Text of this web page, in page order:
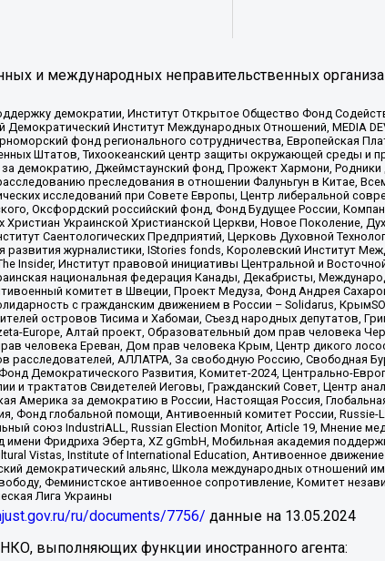
и международных неправительственных
демократии, Институт Открытое Общество Фонд
Институт Международных Отношений, MEDIA
фонд регионального сотрудничества, Европейская
Штатов, Тихоокеанский центр защиты окружающей среды и
демократию, Джеймстаунский фонд, Прожект Хармони,
преследования в отношении Фалуньгун в Китае,
исследований при Совете Европы, Центр либеральной
Оксфордский российский фонд, Фонд Будущее России,
Христиан Украинской Христианской Церкви, Новое
Саентологических Предприятий, Церковь Духовной
развития журналистики, IStories fonds, Королевский Институт
Insider, Институт правовой инициативы Центральной и
национальная федерация Канады, Декабристы,
комитет в Швеции, Проект Медуза, Фонд Андрея
с гражданским движением в России – Solidarus,
островов Тисима и Хабомаи, Съезд народных депутатов,
Europe, Алтай проект, Образовательный дом прав человека
человека Ереван, Дом прав человека Крым, Центр дикого
расследователей, АЛЛАТРА, За свободную Россию, Свободная
Демократического Развития, Комитет-2024, Центрально-
и трактатов Свидетелей Иеговы, Гражданский Совет, Центр
Америка за демократию в России, Настоящая Россия,
Фонд глобальной помощи, Антивоенный комитет России,
союз IndustriALL, Russian Election Monitor, Article 19, Мнение
Фридриха Эберта, XZ gGmbH, Мобильная академия
Vistas, Institute of International Education, Антивоенное
демократический альянс, Школа международных
Феминистское антивоенное сопротивление, Комитет
Лига Украины
ru/documents/7756/ данные на 13.05.2024
выполняющих функции иностранного агента: